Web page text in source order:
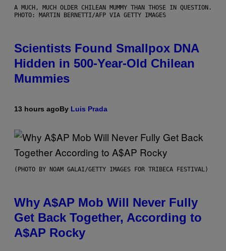
A MUCH, MUCH OLDER CHILEAN MUMMY THAN THOSE IN QUESTION.
PHOTO: MARTIN BERNETTI/AFP VIA GETTY IMAGES
Scientists Found Smallpox DNA
Hidden in 500-Year-Old Chilean
Mummies
13 hours agoBy Luis Prada
(PHOTO BY NOAM GALAI/GETTY IMAGES FOR TRIBECA FESTIVAL)
Why A$AP Mob Will Never Fully
Get Back Together, According to
A$AP Rocky